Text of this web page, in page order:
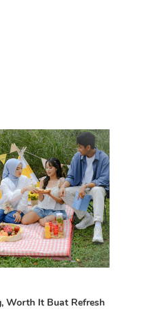
Worth It Buat Refresh